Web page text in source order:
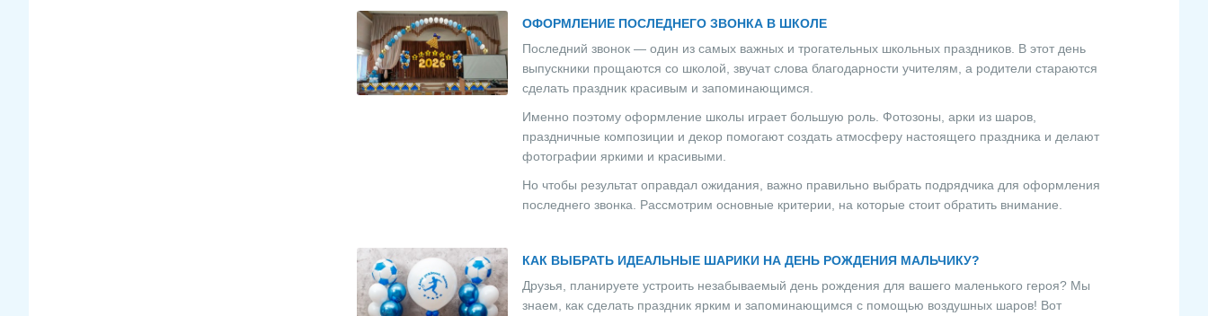
ОФОРМЛЕНИЕ ПОСЛЕДНЕГО ЗВОНКА В ШКОЛЕ
Последний звонок — один из самых важных и трогательных школьных праздников. В этот день
выпускники прощаются со школой, звучат слова благодарности учителям, а родители стараются
сделать праздник красивым и запоминающимся.
Именно поэтому оформление школы играет большую роль. Фотозоны, арки из шаров,
праздничные композиции и декор помогают создать атмосферу настоящего праздника и делают
фотографии яркими и красивыми.
Но чтобы результат оправдал ожидания, важно правильно выбрать подрядчика для оформления
последнего звонка. Рассмотрим основные критерии, на которые стоит обратить внимание.
КАК ВЫБРАТЬ ИДЕАЛЬНЫЕ ШАРИКИ НА ДЕНЬ РОЖДЕНИЯ МАЛЬЧИКУ?
Друзья, планируете устроить незабываемый день рождения для вашего маленького героя? Мы
знаем, как сделать праздник ярким и запоминающимся с помощью воздушных шаров! Вот